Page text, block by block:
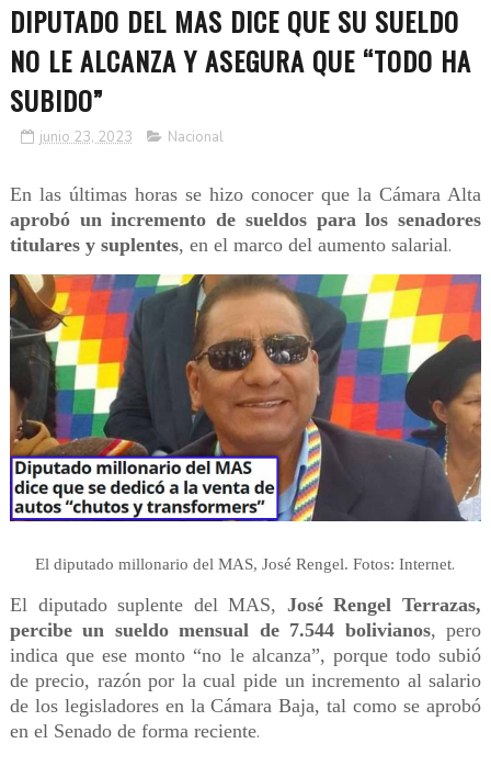
DIPUTADO DEL MAS DICE QUE SU SUELDO
NO LE ALCANZA Y ASEGURA QUE “TODO HA
SUBIDO”
junio 23, 2023 Nacional
En las últimas horas se hizo conocer que la Cámara Alta
aprobó un incremento de sueldos para los senadores
titulares y suplentes, en el marco del aumento salarial.
El diputado millonario del MAS, José Rengel. Fotos: Internet.
El diputado suplente del MAS, José Rengel Terrazas,
percibe un sueldo mensual de 7.544 bolivianos, pero
indica que ese monto “no le alcanza”, porque todo subió
de precio, razón por la cual pide un incremento al salario
de los legisladores en la Cámara Baja, tal como se aprobó
en el Senado de forma reciente.